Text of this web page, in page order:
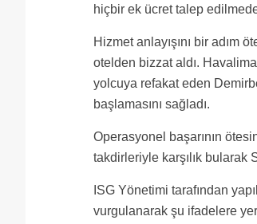
hiçbir ek ücret talep
Hizmet anlayışını bir adım
otelden bizzat aldı.
yolcuya refakat eden
başlamasını sağladı.
Operasyonel başarının
takdirleriyle karşılık bularak
ISG Yönetimi tarafından
vurgulanarak şu ifadelere